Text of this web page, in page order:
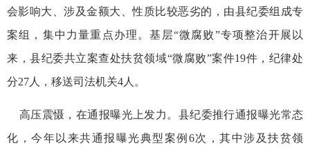
会影响大、涉及金额大、性质比较恶劣的，由县纪委组成专
案组，集中力量重点办理。基层“微腐败”专项整治开展以
来，县纪委共立案查处扶贫领域“微腐败”案件19件，纪律处
分27人，移送司法机关4人。
高压震慑，在通报曝光上发力。县纪委推行通报曝光常态
化，今年以来共通报曝光典型案例6次，其中涉及扶贫领